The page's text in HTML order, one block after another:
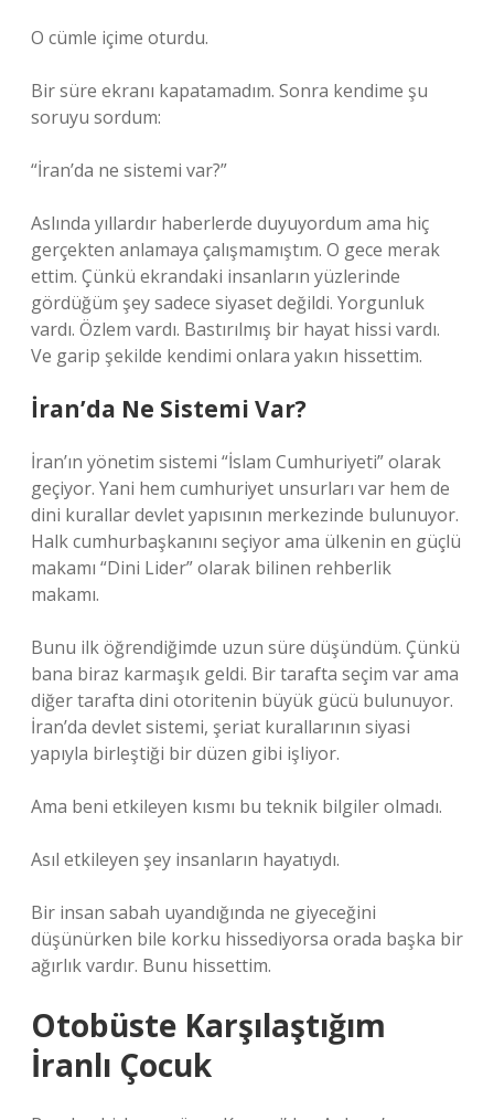
O cümle içime oturdu.
Bir süre ekranı kapatamadım. Sonra kendime şu
soruyu sordum:
“İran’da ne sistemi var?”
Aslında yıllardır haberlerde duyuyordum ama hiç
gerçekten anlamaya çalışmamıştım. O gece merak
ettim. Çünkü ekrandaki insanların yüzlerinde
gördüğüm şey sadece siyaset değildi. Yorgunluk
vardı. Özlem vardı. Bastırılmış bir hayat hissi vardı.
Ve garip şekilde kendimi onlara yakın hissettim.
İran’da Ne Sistemi Var?
İran’ın yönetim sistemi “İslam Cumhuriyeti” olarak
geçiyor. Yani hem cumhuriyet unsurları var hem de
dini kurallar devlet yapısının merkezinde bulunuyor.
Halk cumhurbaşkanını seçiyor ama ülkenin en güçlü
makamı “Dini Lider” olarak bilinen rehberlik
makamı.
Bunu ilk öğrendiğimde uzun süre düşündüm. Çünkü
bana biraz karmaşık geldi. Bir tarafta seçim var ama
diğer tarafta dini otoritenin büyük gücü bulunuyor.
İran’da devlet sistemi, şeriat kurallarının siyasi
yapıyla birleştiği bir düzen gibi işliyor.
Ama beni etkileyen kısmı bu teknik bilgiler olmadı.
Asıl etkileyen şey insanların hayatıydı.
Bir insan sabah uyandığında ne giyeceğini
düşünürken bile korku hissediyorsa orada başka bir
ağırlık vardır. Bunu hissettim.
Otobüste Karşılaştığım
İranlı Çocuk